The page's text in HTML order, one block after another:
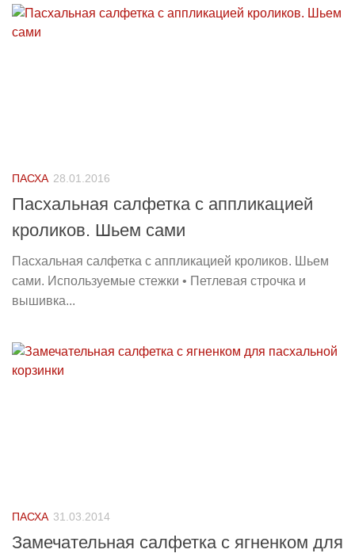
ПАСХА 28.01.2016
Пасхальная салфетка с аппликацией
кроликов. Шьем сами
Пасхальная салфетка с аппликацией кроликов. Шьем
сами. Используемые стежки • Петлевая строчка и
вышивка...
ПАСХА 31.03.2014
Замечательная салфетка с ягненком для